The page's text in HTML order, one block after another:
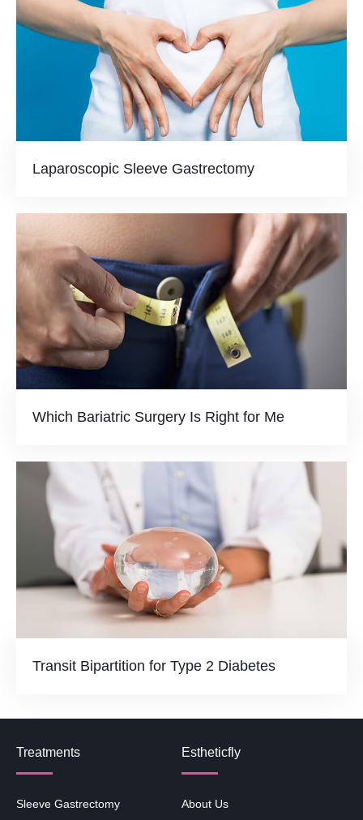
Laparoscopic Sleeve Gastrectomy
Which Bariatric Surgery Is Right for Me
Transit Bipartition for Type 2 Diabetes
Treatments
Sleeve Gastrectomy
Estheticfly
About Us